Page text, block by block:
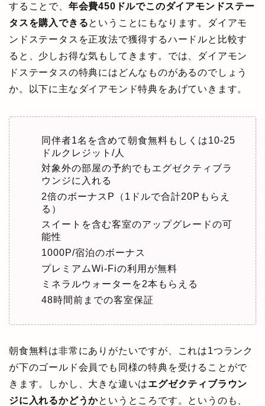
することで、 年会費450ドルでこのダイアモンドステー
タスを購入できるということにもなります。ダイアモ
ンドステータスを正攻法で獲得するハードルと比較す
ると、少しお得な気もしてきます。では、ダイアモン
ドステータスの特典にはどんなものがあるのでしょう
か。以下に主なダイアモンド特典をあげていきます。
同伴者1名を含めて朝食無料もしくは10-25
ドルクレジット/人
対象外の部屋の予約でもエグゼクティブラ
ウンジに入れる
2倍のボーナスP（1ドルで合計20Pもらえ
る）
スイートを含む客室のアップグレードの可
能性
1000P/宿泊のボーナス
プレミアムWi-Fiの利用が無料
ミネラルウォーターを2本もらえる
48時間前までの客室保証
朝食無料は非常にありがたいですが、これは1つランク
が下のゴールド会員でも同様の特典を受けることがで
きます。しかし、大きな違いはエグゼクティブラウン
ジに入れるかどうかというところです。というのも、